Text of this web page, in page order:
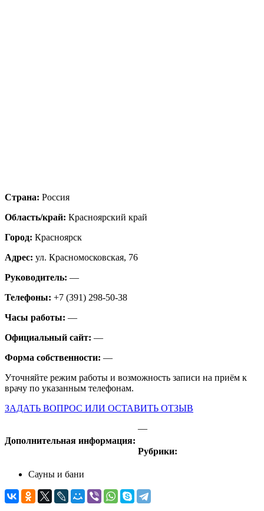
Страна: Россия
Область/край: Красноярский край
Город: Красноярск
Адрес: ул. Красномосковская, 76
Руководитель: —
Телефоны: +7 (391) 298-50-38
Часы работы: —
Официальный сайт: —
Форма собственности: —
Уточняйте режим работы и возможность записи на приём к
врачу по указанным телефонам.
ЗАДАТЬ ВОПРОС ИЛИ ОСТАВИТЬ ОТЗЫВ
Дополнительная информация:
—
Рубрики:
Сауны и бани